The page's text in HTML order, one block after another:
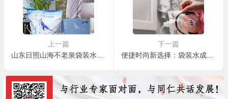
上一篇
下一篇
便捷时尚新选择：袋装水成消费者新宠